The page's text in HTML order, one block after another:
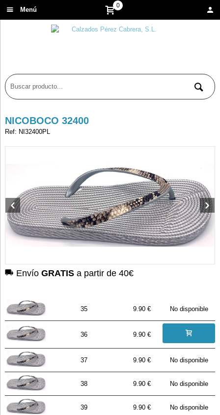
0
NICOBOCO 32400
Ref: NI32400PL
Envío GRATIS a partir de 40€
35 9.90 € No disponible
36 9.90 €
37 9.90 € No disponible
38 9.90 € No disponible
39 9.90 € No disponible
Menú